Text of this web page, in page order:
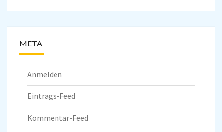
META
Anmelden
Eintrags-Feed
Kommentar-Feed